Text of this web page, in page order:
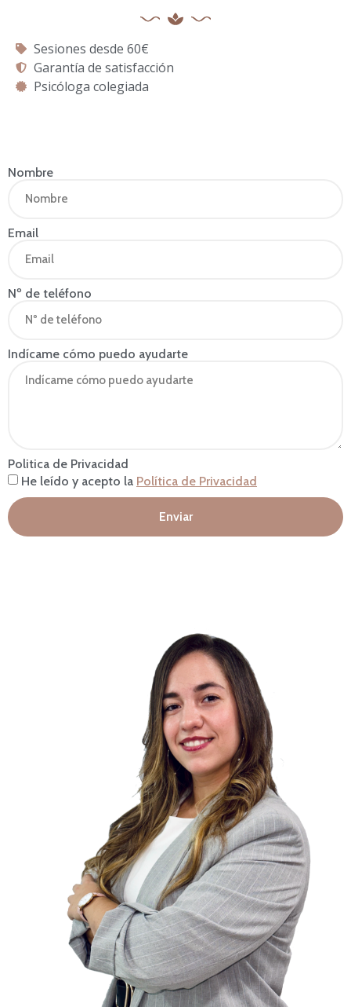
Sesiones desde 60€
Garantía de satisfacción
Psicóloga colegiada
Nombre
Email
Nº de teléfono
Indícame cómo puedo ayudarte
Politica de Privacidad
He leído y acepto la Política de Privacidad
Enviar